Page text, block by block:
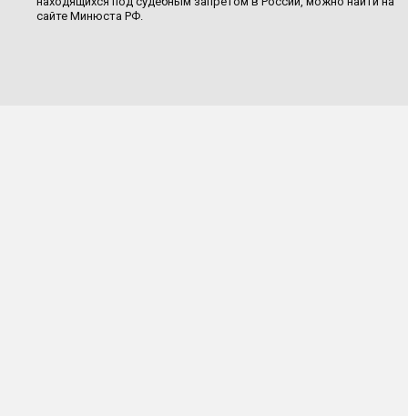
сайте Минюста РФ.